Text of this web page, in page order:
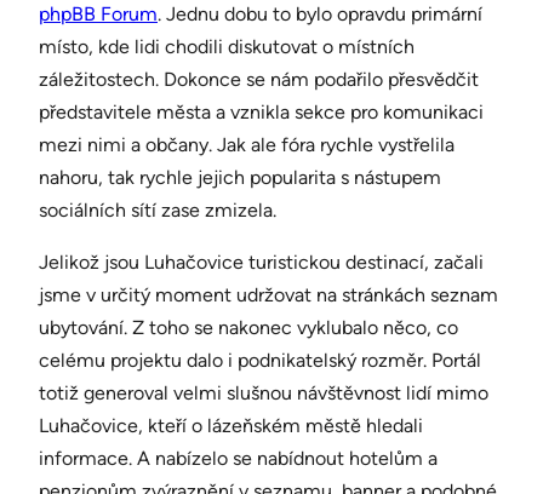
phpBB Forum. Jednu dobu to bylo opravdu primární
místo, kde lidi chodili diskutovat o místních
záležitostech. Dokonce se nám podařilo přesvědčit
představitele města a vznikla sekce pro komunikaci
mezi nimi a občany. Jak ale fóra rychle vystřelila
nahoru, tak rychle jejich popularita s nástupem
sociálních sítí zase zmizela.
Jelikož jsou Luhačovice turistickou destinací, začali
jsme v určitý moment udržovat na stránkách seznam
ubytování. Z toho se nakonec vyklubalo něco, co
celému projektu dalo i podnikatelský rozměr. Portál
totiž generoval velmi slušnou návštěvnost lidí mimo
Luhačovice, kteří o lázeňském městě hledali
informace. A nabízelo se nabídnout hotelům a